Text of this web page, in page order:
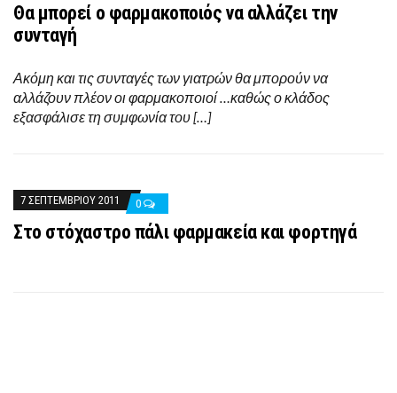
Θα μπορεί ο φαρμακοποιός να αλλάζει την
συνταγή
Ακόμη και τις συνταγές των γιατρών θα μπορούν να
αλλάζουν πλέον οι φαρμακοποιοί …καθώς ο κλάδος
εξασφάλισε τη συμφωνία του […]
7 ΣΕΠΤΕΜΒΡΊΟΥ 2011 0
Στο στόχαστρο πάλι φαρμακεία και φορτηγά